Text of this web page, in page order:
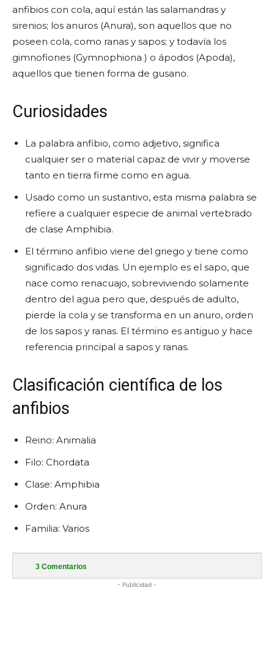
anfibios con cola, aquí están las salamandras y
sirenios; los anuros (Anura), son aquellos que no
poseen cola, como ranas y sapos; y todavía los
gimnofiones (Gymnophiona ) o ápodos (Apoda),
aquellos que tienen forma de gusano.
Curiosidades
La palabra anfibio, como adjetivo, significa
cualquier ser o material capaz de vivir y moverse
tanto en tierra firme como en agua.
Usado como un sustantivo, esta misma palabra se
refiere a cualquier especie de animal vertebrado
de clase Amphibia.
El término anfibio viene del griego y tiene como
significado dos vidas. Un ejemplo es el sapo, que
nace como renacuajo, sobreviviendo solamente
dentro del agua pero que, después de adulto,
pierde la cola y se transforma en un anuro, orden
de los sapos y ranas. El término es antiguo y hace
referencia principal a sapos y ranas.
Clasificación científica de los
anfibios
Reino: Animalia
Filo: Chordata
Clase: Amphibia
Orden: Anura
Familia: Varios
3 Comentarios
- Publicidad -